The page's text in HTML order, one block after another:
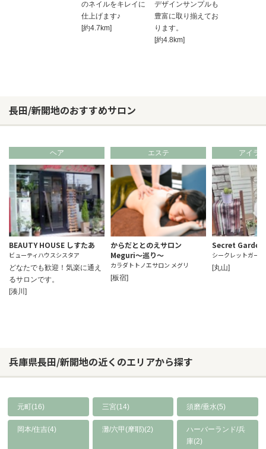
のネイルをキレイに
仕上げます♪
[約4.7km]
デザインサンプルも
豊富に取り揃えてお
ります。
[約4.8km]
長田/新開地のおすすめサロン
ヘア
BEAUTY HOUSE しすたあ
ビューティハウスシスタア
どなたでも歓迎！気楽に通え
るサロンです。
[湊川]
エステ
からだととのえサロン
Meguri～巡り～
カラダトトノエサロン メグリ
[板宿]
アイラ
Secret Garden
シークレットガー
[丸山]
兵庫県長田/新開地の近くのエリアから探す
元町(16) 三宮(14) 須磨/垂水(5)
岡本/住吉(4) 灘/六甲(摩耶)(2)
ハーバーランド/兵
庫(2)